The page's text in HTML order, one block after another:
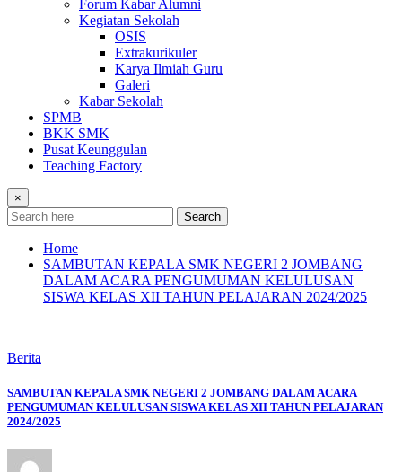
Forum Kabar Alumni
Kegiatan Sekolah
OSIS
Extrakurikuler
Karya Ilmiah Guru
Galeri
Kabar Sekolah
SPMB
BKK SMK
Pusat Keunggulan
Teaching Factory
×
Search
Home
SAMBUTAN KEPALA SMK NEGERI 2 JOMBANG
DALAM ACARA PENGUMUMAN KELULUSAN
SISWA KELAS XII TAHUN PELAJARAN 2024/2025
Berita
SAMBUTAN KEPALA SMK NEGERI 2 JOMBANG DALAM ACARA
PENGUMUMAN KELULUSAN SISWA KELAS XII TAHUN PELAJARAN
2024/2025